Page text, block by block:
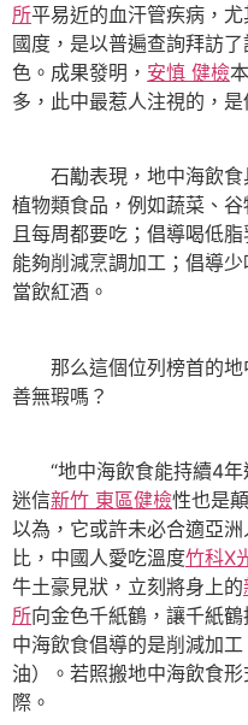
所平易近的血汗管疾病，
國度，是以普遍查詢拜訪
色。成果發明， 安慎 健檢
多，此中最惹人注視的，
石勱表現，地中海飲食
植物類食品，例如蔬菜、
且每周都要吃；倡導喝低
能夠削減烹調加工；倡導
當飲紅酒。
那么這個位列榜首的地
善無瑕嗎？
“地中海飲食能持續4年
迷信新竹 東區健檢性也是
以為，它或許未必合適亞
比，中國人愛吃溫度竹科X
牛土豪見狀，立刻將身上的
所向金色千紙鶴，讓千紙
中海飲食倡導的是削減加
油）。若照搬地中海飲食
際。